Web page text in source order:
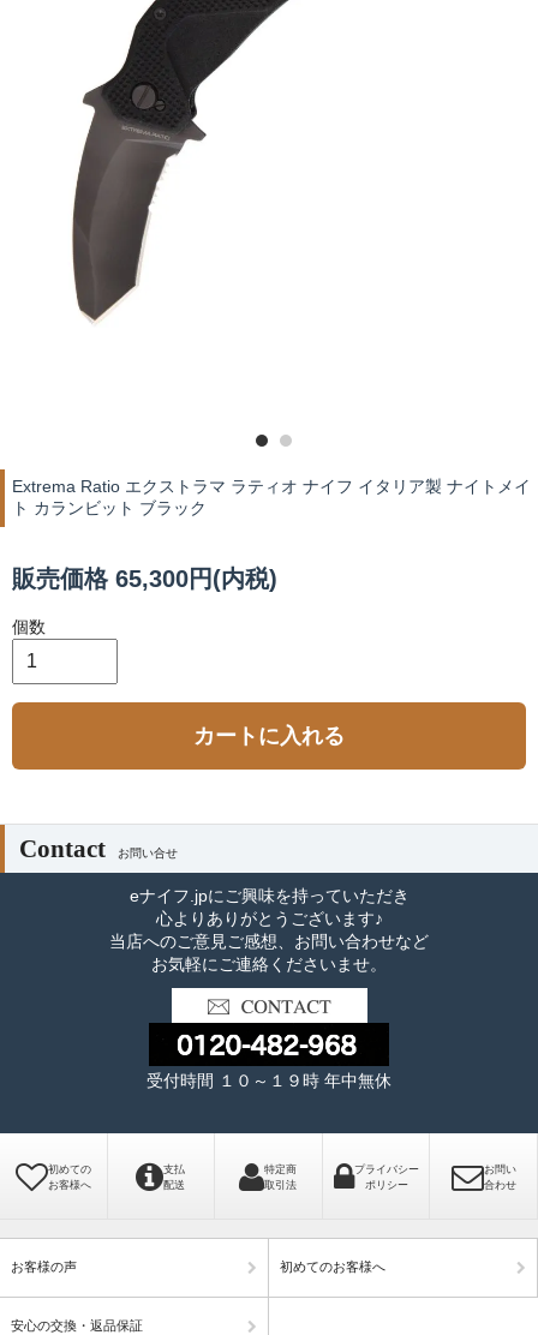
Extrema Ratio エクストラマ ラティオ ナイフ イタリア製 ナイトメイ
ト カランビット ブラック
販売価格 65,300円(内税)
個数
カートに入れる
Contact お問い合せ
eナイフ.jpにご興味を持っていただき
心よりありがとうございます♪
当店へのご意見ご感想、お問い合わせなど
お気軽にご連絡くださいませ。
受付時間 １０～１９時 年中無休
初めての
お客様へ
支払
配送
特定商
取引法
プライバシー
ポリシー
お問い
合わせ
お客様の声 初めてのお客様へ
安心の交換・返品保証